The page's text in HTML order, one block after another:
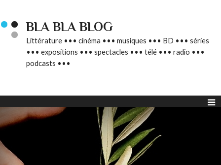
BLA BLA BLOG
Littérature ••• cinéma ••• musiques ••• BD ••• séries
••• expositions ••• spectacles ••• télé ••• radio •••
podcasts •••